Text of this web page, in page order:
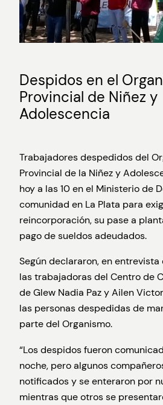
Despidos en el
Provincial de Niñez y
Adolescencia
Trabajadores despedidos del
Provincial de la Niñez y
hoy a las 10 en el Ministerio de
comunidad en La Plata para
reincorporación, su pase a
pago de sueldos adeudados.
Según declararon, en entrevista
las trabajadoras del Centro de
de Glew Nadia Paz y Ailen
las personas despedidas de
parte del Organismo.
“Los despidos fueron
noche, pero algunos
notificados y se enteraron por
mientras que otros se